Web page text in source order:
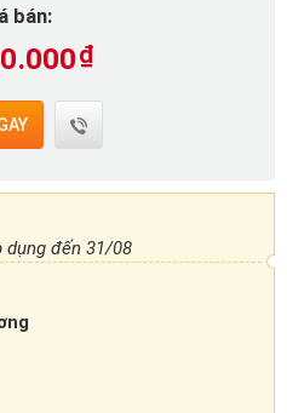
bán:
₫
dụng đến 31/08